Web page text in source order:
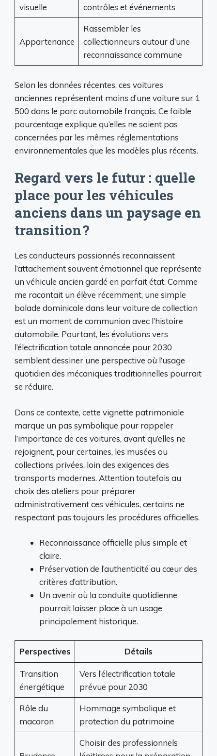
visuelle
contrôles et événements
Appartenance
Rassembler les
collectionneurs autour d’une
reconnaissance commune
Selon les données récentes, ces voitures
anciennes représentent moins d’une voiture sur 1
500 dans le parc automobile français. Ce faible
pourcentage explique qu’elles ne soient pas
concernées par les mêmes réglementations
environnementales que les modèles plus récents.
Regard vers le futur : quelle
place pour les véhicules
anciens dans un paysage en
transition ?
Les conducteurs passionnés reconnaissent
l’attachement souvent émotionnel que représente
un véhicule ancien gardé en parfait état. Comme
me racontait un élève récemment, une simple
balade dominicale dans leur voiture de collection
est un moment de communion avec l’histoire
automobile. Pourtant, les évolutions vers
l’électrification totale annoncée pour 2030
semblent dessiner une perspective où l’usage
quotidien des mécaniques traditionnelles pourrait
se réduire.
Dans ce contexte, cette vignette patrimoniale
marque un pas symbolique pour rappeler
l’importance de ces voitures, avant qu’elles ne
rejoignent, pour certaines, les musées ou
collections privées, loin des exigences des
transports modernes. Attention toutefois au
choix des ateliers pour préparer
administrativement ces véhicules, certains ne
respectant pas toujours les procédures officielles.
Reconnaissance officielle plus simple et
claire.
Préservation de l’authenticité au cœur des
critères d’attribution.
Un avenir où la conduite quotidienne
pourrait laisser place à un usage
principalement historique.
Perspectives Détails
Transition
énergétique
Vers l’électrification totale
prévue pour 2030
Rôle du
macaron
Hommage symbolique et
protection du patrimoine
Choisir des professionnels